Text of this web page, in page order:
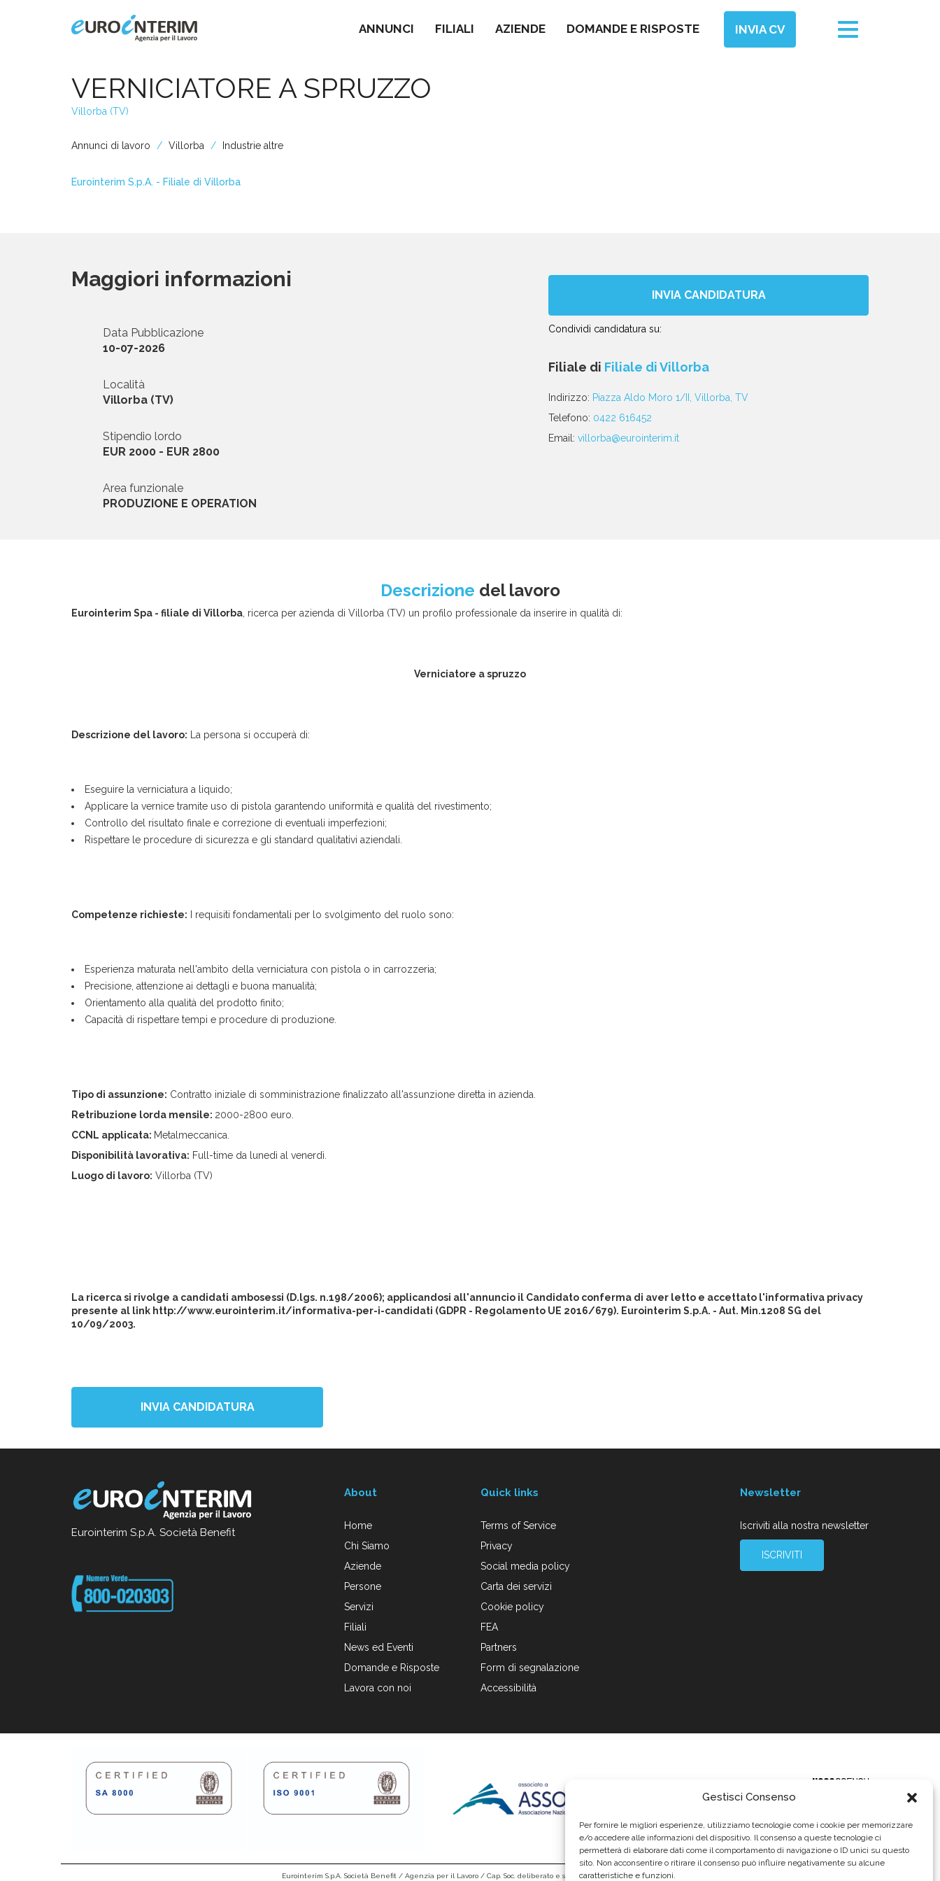
Gestisci Consenso
Per fornire le migliori esperienze, utilizziamo tecnologie come i cookie per memorizzare
e/o accedere alle informazioni del dispositivo. Il consenso a queste tecnologie ci
permetterà di elaborare dati come il comportamento di navigazione o ID unici su questo
sito. Non acconsentire o ritirare il consenso può influire negativamente su alcune
caratteristiche e funzioni.
ANNUNCI FILIALI AZIENDE DOMANDE E RISPOSTE INVIA CV
Toggle
navigation
Home
Chi Siamo
Aziende
Filiali
News ed Eventi
Domande e Risposte
Lavora con noi
VERNICIATORE A SPRUZZO
Villorba (TV)
Annunci di lavoro Villorba Industrie altre
Eurointerim S.p.A. - Filiale di Villorba
Maggiori informazioni
Data Pubblicazione
10-07-2026
Località
Villorba (TV)
Stipendio lordo
EUR 2000 - EUR 2800
Area funzionale
PRODUZIONE E OPERATION
INVIA CANDIDATURA
Condividi candidatura su:
via
email
su
Facebook
su
Twitter
su
Linkedin
su
WhatsApp
Filiale di Filiale di Villorba
Indirizzo: Piazza Aldo Moro 1/II, Villorba, TV
Telefono: 0422 616452
Email:villorba@eurointerim.it
Descrizione del lavoro
Eurointerim Spa - filiale di Villorba , ricerca per azienda di Villorba (TV) un profilo professionale da inserire in qualità di:
Verniciatore a spruzzo
Descrizione del lavoro: La persona si occuperà di:
Eseguire la verniciatura a liquido;
Applicare la vernice tramite uso di pistola garantendo uniformità e qualità del rivestimento;
Controllo del risultato finale e correzione di eventuali imperfezioni;
Rispettare le procedure di sicurezza e gli standard qualitativi aziendali.
Competenze richieste: I requisiti fondamentali per lo svolgimento del ruolo sono:
Esperienza maturata nell'ambito della verniciatura con pistola o in carrozzeria;
Precisione, attenzione ai dettagli e buona manualità;
Orientamento alla qualità del prodotto finito;
Capacità di rispettare tempi e procedure di produzione.
Tipo di assunzione: Contratto iniziale di somministrazione finalizzato all'assunzione diretta in azienda.
Retribuzione lorda mensile: 2000-2800 euro.
CCNL applicata: Metalmeccanica.
Disponibilità lavorativa: Full-time da lunedì al venerdì.
Luogo di lavoro: Villorba (TV)
La ricerca si rivolge a candidati ambosessi (D.lgs. n.198/2006); applicandosi all'annuncio il Candidato conferma di aver letto e accettato l'informativa privacy
presente al link http://www.eurointerim.it/informativa-per-i-candidati (GDPR - Regolamento UE 2016/679). Eurointerim S.p.A. - Aut. Min.1208 SG del
10/09/2003.
INVIA CANDIDATURA
Eurointerim S.p.A. Società Benefit
About
Home
Chi Siamo
Aziende
Persone
Servizi
Filiali
News ed Eventi
Domande e Risposte
Lavora con noi
Quick links
Terms of Service
Privacy
Social media policy
Carta dei servizi
Cookie policy
FEA
Partners
Form di segnalazione
Accessibilità
Newsletter
Iscriviti alla nostra newsletter
ISCRIVITI
Eurointerim S.p.A. Società Benefit / Agenzia per il Lavoro / Cap. Soc. deliberato e sottoscritto per € 6.620.640,00